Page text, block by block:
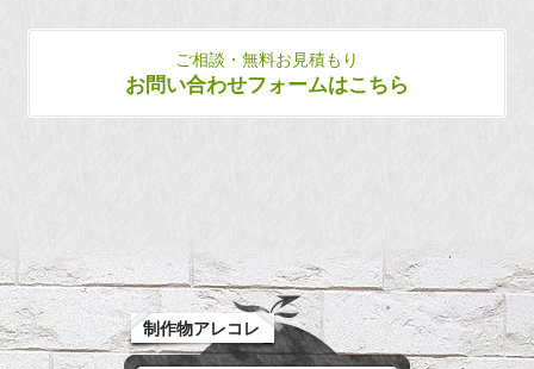
ご相談・無料お見積もり
お問い合わせフォームはこちら
制作物アレコレ